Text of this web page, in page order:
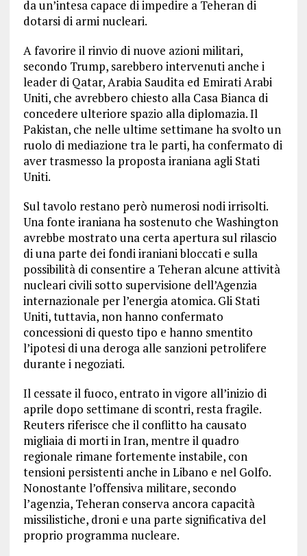
da un’intesa capace di impedire a Teheran di
dotarsi di armi nucleari.
A favorire il rinvio di nuove azioni militari,
secondo Trump, sarebbero intervenuti anche i
leader di Qatar, Arabia Saudita ed Emirati Arabi
Uniti, che avrebbero chiesto alla Casa Bianca di
concedere ulteriore spazio alla diplomazia. Il
Pakistan, che nelle ultime settimane ha svolto un
ruolo di mediazione tra le parti, ha confermato di
aver trasmesso la proposta iraniana agli Stati
Uniti.
Sul tavolo restano però numerosi nodi irrisolti.
Una fonte iraniana ha sostenuto che Washington
avrebbe mostrato una certa apertura sul rilascio
di una parte dei fondi iraniani bloccati e sulla
possibilità di consentire a Teheran alcune attività
nucleari civili sotto supervisione dell’Agenzia
internazionale per l’energia atomica. Gli Stati
Uniti, tuttavia, non hanno confermato
concessioni di questo tipo e hanno smentito
l’ipotesi di una deroga alle sanzioni petrolifere
durante i negoziati.
Il cessate il fuoco, entrato in vigore all’inizio di
aprile dopo settimane di scontri, resta fragile.
Reuters riferisce che il conflitto ha causato
migliaia di morti in Iran, mentre il quadro
regionale rimane fortemente instabile, con
tensioni persistenti anche in Libano e nel Golfo.
Nonostante l’offensiva militare, secondo
l’agenzia, Teheran conserva ancora capacità
missilistiche, droni e una parte significativa del
proprio programma nucleare.